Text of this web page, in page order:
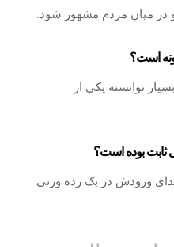
در میان مردم مشهور شود.
است؟
توانسته یکی از
ثابت بوده است؟
ورودش در یک رده وزنی